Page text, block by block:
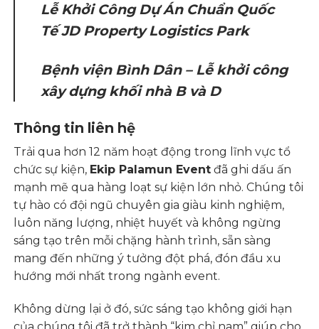
Lễ Khởi Công Dự Án Chuẩn Quốc
Tế JD Property Logistics Park
Bệnh viện Bình Dân – Lễ khởi công
xây dựng khối nhà B và D
Thông tin liên hệ
Trải qua hơn 12 năm hoạt động trong lĩnh vực tổ
chức sự kiện, Ekip Palamun Event đã ghi dấu ấn
mạnh mẽ qua hàng loạt sự kiện lớn nhỏ. Chúng tôi
tự hào có đội ngũ chuyên gia giàu kinh nghiệm,
luôn năng lượng, nhiệt huyết và không ngừng
sáng tạo trên mỗi chặng hành trình, sẵn sàng
mang đến những ý tưởng đột phá, đón đầu xu
hướng mới nhất trong ngành event.
Không dừng lại ở đó, sức sáng tạo không giới hạn